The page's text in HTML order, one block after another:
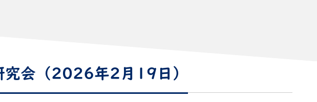
会（2026年2月19日）